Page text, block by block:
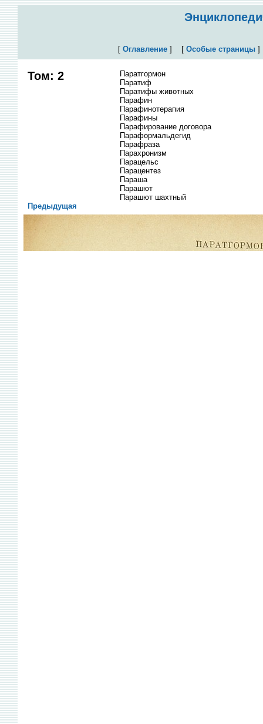
[ Оглавление] [ Особые страницы
Том: 2
Паратгормон
Паратиф
Паратифы животных
Парафин
Парафинотерапия
Парафины
Парафирование договора
Параформальдегид
Парафраза
Парахронизм
Парацельс
Парацентез
Параша
Парашют
Парашют шахтный
Предыдущая